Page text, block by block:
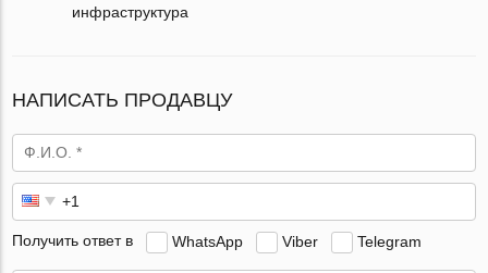
инфраструктура
НАПИСАТЬ ПРОДАВЦУ
Получить ответ в WhatsApp Viber Telegram